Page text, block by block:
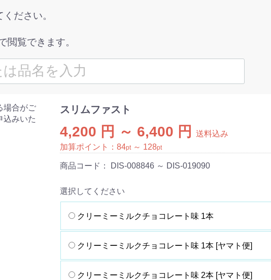
ださい。
閲覧できます。
場合がご
込みいた
スリムファスト
4,200 円 ～ 6,400 円
送料込み
加算ポイント： 84pt ～ 128pt
商品コード： DIS-008846 ～ DIS-019090
選択してください
クリーミーミルクチョコレート味 1本
クリーミーミルクチョコレート味 1本 [ヤマト便]
クリーミーミルクチョコレート味 2本 [ヤマト便]